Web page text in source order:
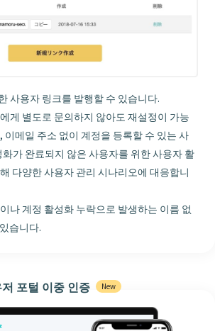
사용자 링크를 발행할 수 있습니다.
게 별도로 문의하지 않아도 재설정이 가능
이메일 주소 없이 계정을 등록할 수 있는 사
가 완료되지 않은 사용자를 위한 사용자 활
다양한 사용자 관리 시나리오에 대응합니
나 계정 활성화 누락으로 발생하는 이름 없
습니다.
포털 이중 인증